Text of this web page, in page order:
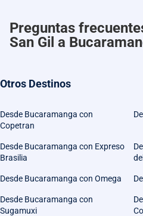
Preguntas
San Gil a
Otros Destinos
Desde Bucaramanga con
Copetran
Desde Bucaramanga con Expreso
Brasilia
Desde Bucaramanga con Omega
Desde Bucaramanga con
Sugamuxi